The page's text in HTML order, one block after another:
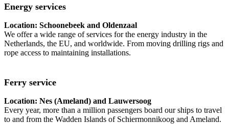
Energy services
Location: Schoonebeek and Oldenzaal
We offer a wide range of services for the energy industry in the
Netherlands, the EU, and worldwide. From moving drilling rigs and
rope access to maintaining installations.
Ferry service
Location: Nes (Ameland) and Lauwersoog
Every year, more than a million passengers board our ships to travel
to and from the Wadden Islands of Schiermonnikoog and Ameland.